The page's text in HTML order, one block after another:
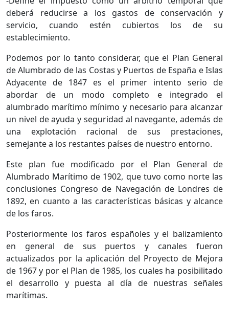
deberá reducirse a los gastos de conservación y
servicio, cuando estén cubiertos los de su
establecimiento.
Podemos por lo tanto considerar, que el Plan General
de Alumbrado de las Costas y Puertos de España e Islas
Adyacente de 1847 es el primer intento serio de
abordar de un modo completo e integrado el
alumbrado marítimo mínimo y necesario para alcanzar
un nivel de ayuda y seguridad al navegante, además de
una explotación racional de sus prestaciones,
semejante a los restantes países de nuestro entorno.
Este plan fue modificado por el Plan General de
Alumbrado Marítimo de 1902, que tuvo como norte las
conclusiones Congreso de Navegación de Londres de
1892, en cuanto a las características básicas y alcance
de los faros.
Posteriormente los faros españoles y el balizamiento
en general de sus puertos y canales fueron
actualizados por la aplicación del Proyecto de Mejora
de 1967 y por el Plan de 1985, los cuales ha posibilitado
el desarrollo y puesta al día de nuestras señales
marítimas.